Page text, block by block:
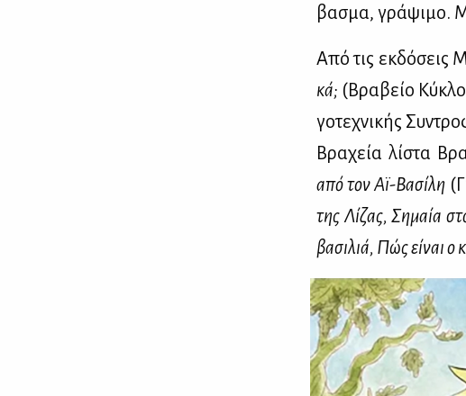
βα­σμα, γρά­ψι­μο.
Από τις εκ­δό­σεις
κά; (Βρα­βείο
γο­τε­χνι­κής
Βρα­χεία λί­στα
από τον Αϊ-Βα­σί­λη
της Λί­ζας, Ση­μαία
βα­σι­λιά, Πώς εί­ναι ο